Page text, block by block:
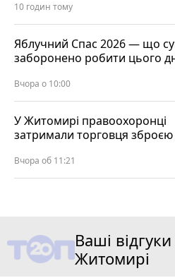
10 годин тому
Яблучний Спас 2026 — що
заборонено робити цього
Вчора о 10:00
У Житомирі правоохоронці
затримали торговця зброєю
Вчора об 11:21
Ваші
Житомирі